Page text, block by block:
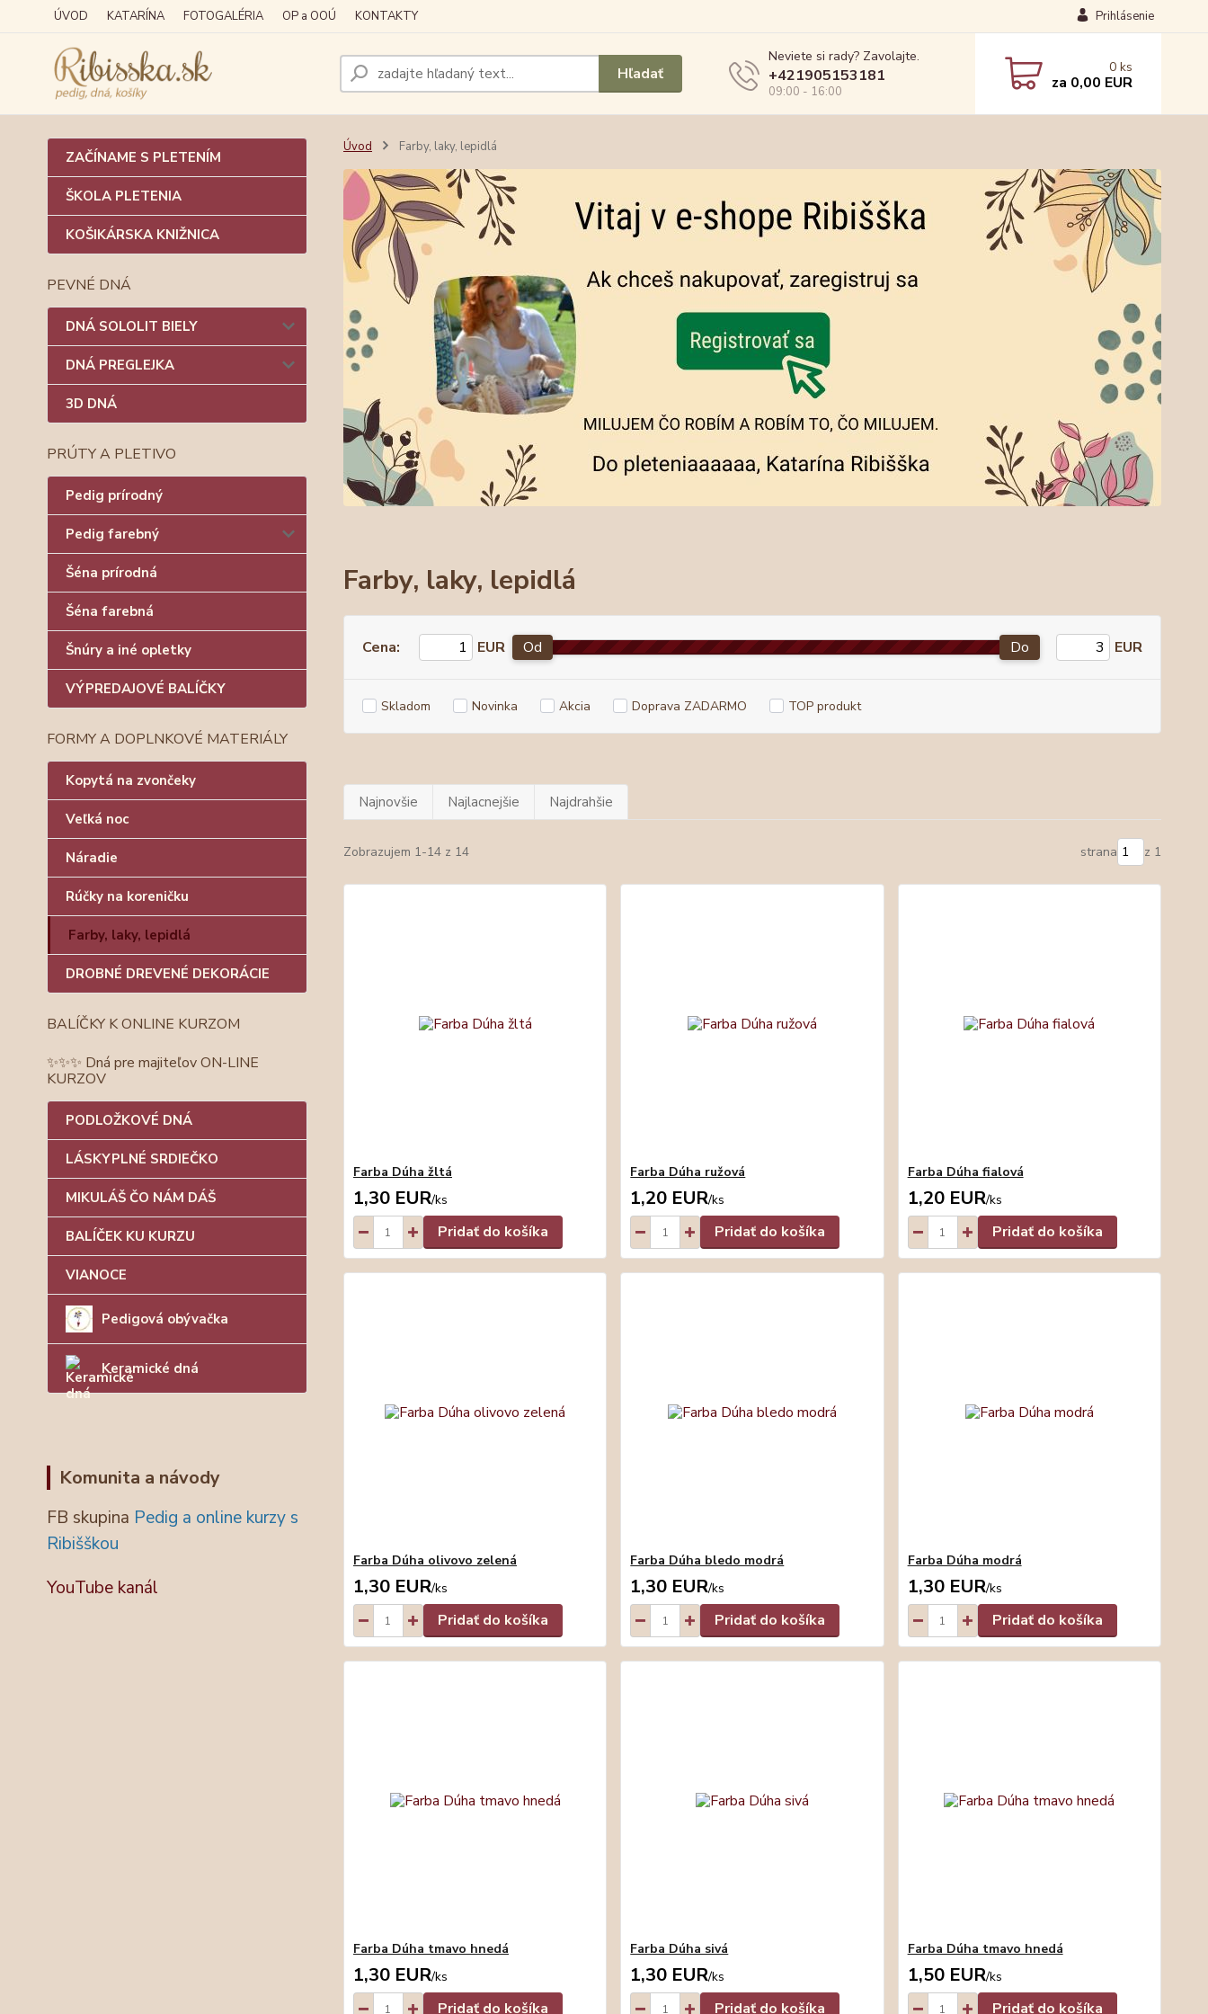
ÚVOD KATARÍNA FOTOGALÉRIA OP a OOÚ KONTAKTY Prihlásenie
Hľadať
Neviete si rady? Zavolajte.
+421905153181
09:00 - 16:00
0 ks
za 0,00 EUR
ZAČÍNAME S PLETENÍM
ŠKOLA PLETENIA
KOŠIKÁRSKA KNIŽNICA
PEVNÉ DNÁ
DNÁ SOLOLIT BIELY
DNÁ PREGLEJKA
3D DNÁ
PRÚTY A PLETIVO
Pedig prírodný
Pedig farebný
Šéna prírodná
Šéna farebná
Šnúry a iné opletky
VÝPREDAJOVÉ BALÍČKY
FORMY A DOPLNKOVÉ MATERIÁLY
Kopytá na zvončeky
Veľká noc
Náradie
Rúčky na koreničku
Farby, laky, lepidlá
DROBNÉ DREVENÉ DEKORÁCIE
BALÍČKY K ONLINE KURZOM
✨✨✨ Dná pre majiteľov ON-LINE
KURZOV
PODLOŽKOVÉ DNÁ
LÁSKYPLNÉ SRDIEČKO
MIKULÁŠ ČO NÁM DÁŠ
BALÍČEK KU KURZU
VIANOCE
Pedigová obývačka
Keramické dná
Komunita a návody
FB skupina Pedig a online kurzy s
Ribišškou
YouTube kanál
Úvod Farby, laky, lepidlá
Farby, laky, lepidlá
Cena: EUR Od Do EUR
Skladom Novinka Akcia Doprava ZADARMO TOP produkt
Najnovšie Najlacnejšie Najdrahšie
Zobrazujem 1-14 z 14 strana z 1
Farba Dúha žltá
1,30 EUR/ks
Pridať do košíka
Farba Dúha ružová
1,20 EUR/ks
Pridať do košíka
Farba Dúha fialová
1,20 EUR/ks
Pridať do košíka
Farba Dúha olivovo zelená
1,30 EUR/ks
Pridať do košíka
Farba Dúha bledo modrá
1,30 EUR/ks
Pridať do košíka
Farba Dúha modrá
1,30 EUR/ks
Pridať do košíka
Farba Dúha tmavo hnedá
1,30 EUR/ks
Pridať do košíka
Farba Dúha sivá
1,30 EUR/ks
Pridať do košíka
Farba Dúha tmavo hnedá
1,50 EUR/ks
Pridať do košíka